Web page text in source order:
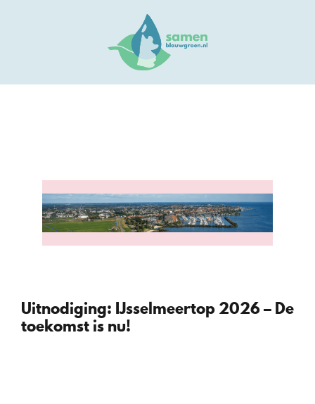
Uitnodiging: IJsselmeertop 2026 – De
toekomst is nu!